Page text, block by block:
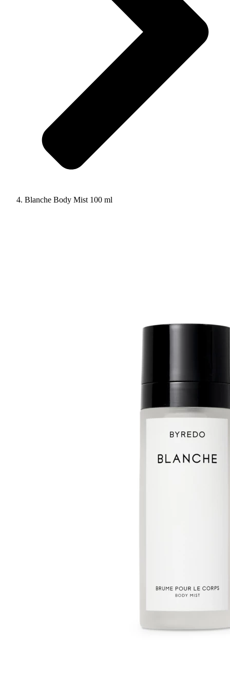
Blanche Body Mist 100 ml